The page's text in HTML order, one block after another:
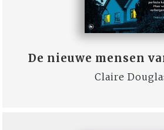
De nieuwe mensen
Claire